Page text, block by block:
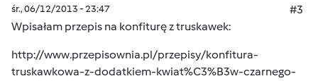
śr., 06/12/2013 - 23:47
#3
Wpisałam przepis na konfiturę z truskawek:
http://www.przepisownia.pl/przepisy/konfitura-
truskawkowa-z-dodatkiem-kwiat%C3%B3w-czarnego-